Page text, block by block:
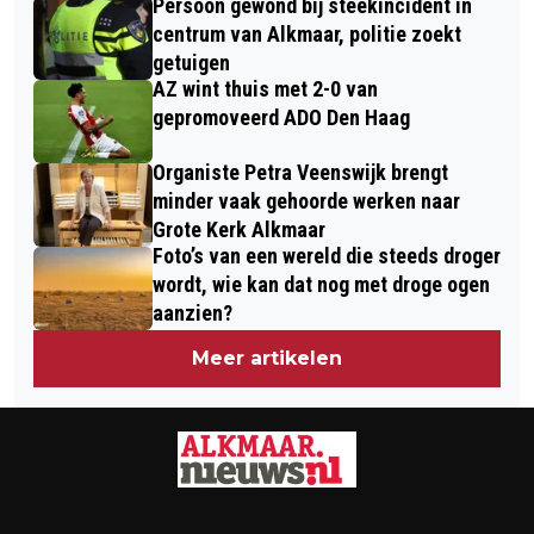
ALKMAAR
BOEREN MET TREKKERS VAN
BEVERWIJK NAAR PROVINCIEHUIS
HAARLEM
Persoon gewond bij steekincident in
centrum van Alkmaar, politie zoekt
getuigen
AZ wint thuis met 2-0 van
gepromoveerd ADO Den Haag
Organiste Petra Veenswijk brengt
minder vaak gehoorde werken naar
Grote Kerk Alkmaar
Foto’s van een wereld die steeds droger
wordt, wie kan dat nog met droge ogen
aanzien?
Meer artikelen